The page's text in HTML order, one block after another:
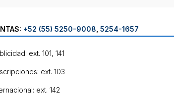
+52 (55) 5250-9008 5254-1657
ext. 101, 141
ext. 103
ext. 142